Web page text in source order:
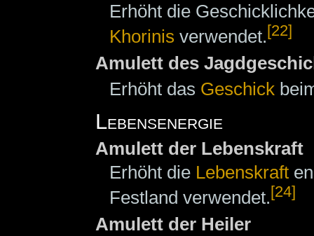
Erhöht die
Khorinis verwendet.[22]
Amulett des
Erhöht das Geschick
Lebensenergie
Amulett der Lebenskraft
Erhöht die Lebenskraft
Festland verwendet.[24]
Amulett der Heiler